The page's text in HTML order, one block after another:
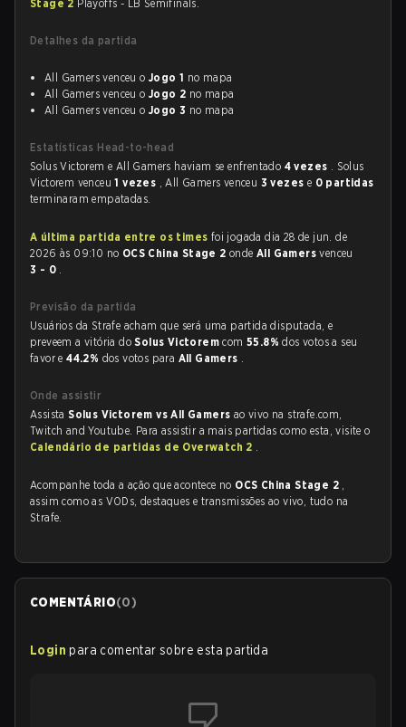
Stage 2 Playoffs - LB Semifinals.
Detalhes da partida
All Gamers venceu o Jogo 1 no mapa
All Gamers venceu o Jogo 2 no mapa
All Gamers venceu o Jogo 3 no mapa
Estatísticas Head-to-head
Solus Victorem e All Gamers haviam se enfrentado 4 vezes . Solus
Victorem venceu1 vezes , All Gamers venceu 3 vezes e 0 partidas
terminaram empatadas.
A última partida entre os times foi jogada dia 28 de jun. de
2026 às 09:10 no OCS China Stage 2ondeAll Gamersvenceu
3 - 0 .
Previsão da partida
Usuários da Strafe acham que será uma partida disputada, e
preveem a vitória doSolus Victoremcom55.8%dos votos a seu
favor e44.2% dos votos para All Gamers .
Onde assistir
AssistaSolus Victorem vs All Gamers ao vivo na strafe.com,
Twitch and Youtube. Para assistir a mais partidas como esta, visite o
Calendário de partidas de Overwatch 2 .
Acompanhe toda a ação que acontece no OCS China Stage 2 ,
assim como as VODs, destaques e transmissões ao vivo, tudo na
Strafe.
COMENTÁRIO(0)
Login para comentar sobre esta partida